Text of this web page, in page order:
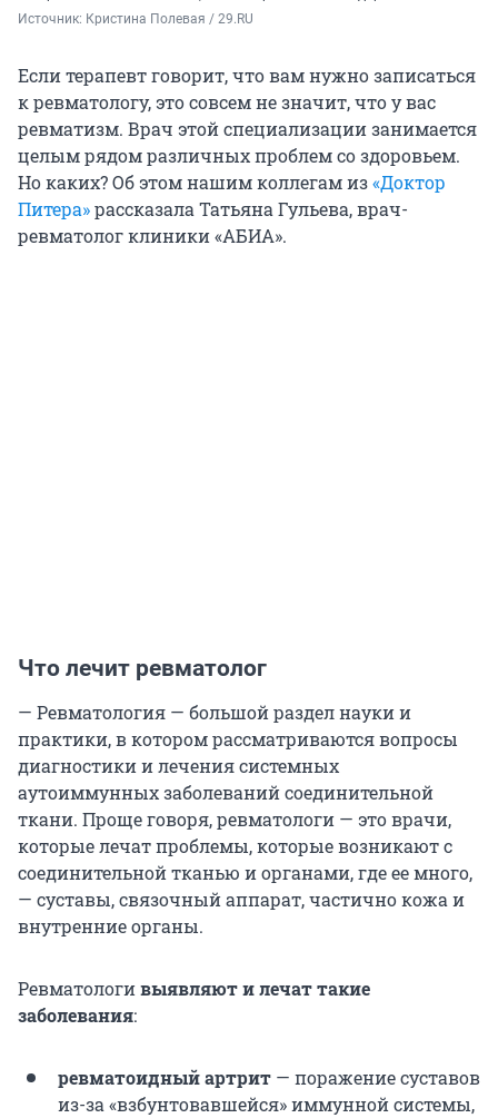
Источник: Кристина Полевая / 29.RU
Если терапевт говорит, что вам нужно записаться
к ревматологу, это совсем не значит, что у вас
ревматизм. Врач этой специализации занимается
целым рядом различных проблем со здоровьем.
Но каких? Об этом нашим коллегам из«Доктор
Питера»рассказала Татьяна Гульева, врач-
ревматолог клиники «АБИА».
Что лечит ревматолог
— Ревматология — большой раздел науки и
практики, в котором рассматриваются вопросы
диагностики и лечения системных
аутоиммунных заболеваний соединительной
ткани. Проще говоря, ревматологи — это врачи,
которые лечат проблемы, которые возникают с
соединительной тканью и органами, где ее много,
— суставы, связочный аппарат, частично кожа и
внутренние органы.
Ревматологивыявляют и лечат такие
заболевания:
ревматоидный артрит — поражение суставов
из-за «взбунтовавшейся» иммунной системы,